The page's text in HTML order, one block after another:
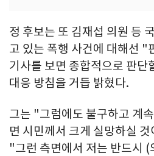
정 후보는 또 김재섭 의원 등
고 있는 폭행 사건에 대해선 "
기사를 보면 종합적으로 판단
대응 방침을 거듭 밝혔다.
그는 "그럼에도 불구하고 계
면 시민께서 크게 실망하실
"그런 측면에서 저는 반드시